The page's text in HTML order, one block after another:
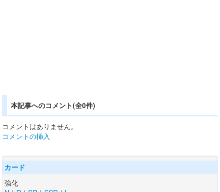
本記事へのコメント(全0件)
コメントはありません。
コメントの挿入
カード
強化